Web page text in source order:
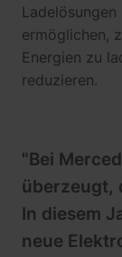
Ladelösungen
ermöglichen,
Energien zu
reduzieren.
"Bei
überzeugt,
In diesem
neue